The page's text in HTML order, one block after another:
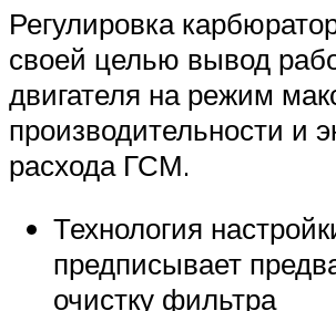
Регулировка
своей целью вывод
двигателя на режим
производительности и
расхода ГСМ.
Технология
предписывает
очистку фильтра